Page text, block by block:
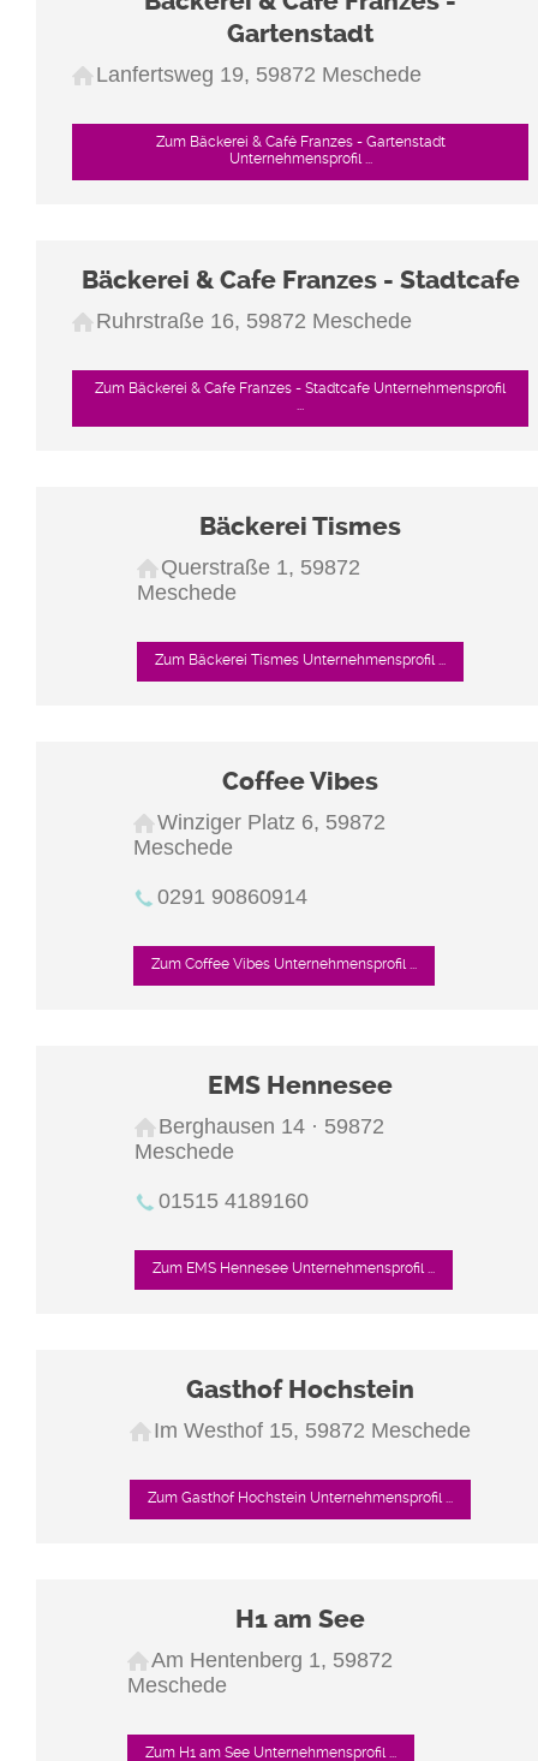
Gartenstadt
Lanfertsweg 19, 59872 Meschede
Zum Bäckerei & Café Franzes - Gartenstadt
Unternehmensprofil ...
Bäckerei & Cafe Franzes - Stadtcafe
Ruhrstraße 16, 59872 Meschede
Zum Bäckerei & Cafe Franzes - Stadtcafe Unternehmensprofil
...
Bäckerei Tismes
Querstraße 1, 59872
Meschede
Zum Bäckerei Tismes Unternehmensprofil ...
Coffee Vibes
Winziger Platz 6, 59872
Meschede
0291 90860914
Zum Coffee Vibes Unternehmensprofil ...
EMS Hennesee
Berghausen 14 · 59872
Meschede
01515 4189160
Zum EMS Hennesee Unternehmensprofil ...
Gasthof Hochstein
Im Westhof 15, 59872 Meschede
Zum Gasthof Hochstein Unternehmensprofil ...
H1 am See
Am Hentenberg 1, 59872
Meschede
Zum H1 am See Unternehmensprofil ...